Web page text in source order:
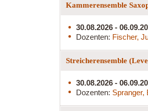
Kammerensemble
30.08.2026 -
Dozenten: Fischer,
Streicherensemble
30.08.2026 -
Dozenten: Spranger,